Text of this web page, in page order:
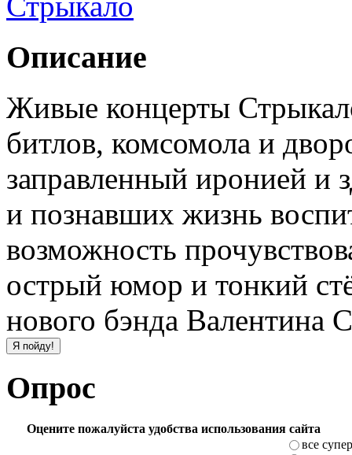
Описание
Живые концерты
битлов, комсомола и
заправленный иронией и
и познавших жизнь
возможность
острый юмор и тонкий
нового бэнда Валентина
Опрос
Оцените пожалуйста удобства использования сайта
все супер